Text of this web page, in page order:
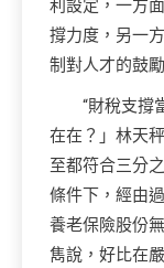
利設定，一方
撐力度，另一
制對人才的鼓
“財稅支撐
在在？」林天
至都符合三分
條件下，經由
養老保險股份
雋說，好比在